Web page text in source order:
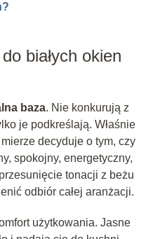
białych okien
baza. Nie konkurują z
je podkreślają. Właśnie
decyduje o tym, czy
spokojny, energetyczny,
tonacji z beżu
odbiór całej aranżacji.
użytkowania. Jasne